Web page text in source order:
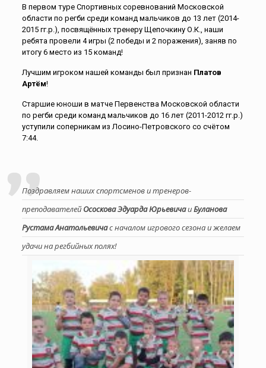
В первом туре Спортивных соревнований Московской
области по регби среди команд мальчиков до 13 лет (2014-
2015 гг.р.), посвящённых тренеру Щепочкину О.К., наши
ребята провели 4 игры (2 победы и 2 поражения), заняв по
итогу 6 место из 15 команд!
Лучшим игроком нашей команды был признан Платов
Артём!
Старшие юноши в матче Первенства Московской области
по регби среди команд мальчиков до 16 лет (2011-2012 гг.р.)
уступили соперникам из Лосино-Петровского со счётом
7:44.
Поздравляем наших спортсменов и тренеров-
преподавателей Ососкова Эдуарда ЮрьевичаиБуланова
Рустама Анатольевичас началом игрового сезона и желаем
удачи на регбийных полях!